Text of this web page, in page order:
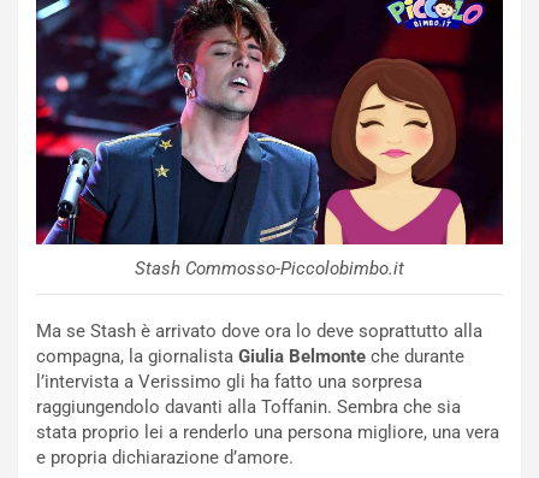
Stash Commosso-Piccolobimbo.it
Ma se Stash è arrivato dove ora lo deve soprattutto alla
compagna, la giornalista Giulia Belmonte che durante
l’intervista a Verissimo gli ha fatto una sorpresa
raggiungendolo davanti alla Toffanin. Sembra che sia
stata proprio lei a renderlo una persona migliore, una vera
e propria dichiarazione d’amore.